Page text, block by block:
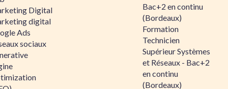
Digital
digital
Ads
sociaux
Bac+2 en continu
(Bordeaux)
Formation
Technicien
Supérieur Systèmes
et Réseaux - Bac+2
en continu
(Bordeaux)